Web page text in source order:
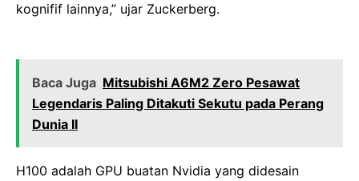
kognifif lainnya,” ujar Zuckerberg.
Baca Juga Mitsubishi A6M2 Zero Pesawat
Legendaris Paling Ditakuti Sekutu pada Perang
Dunia II
H100 adalah GPU buatan Nvidia yang didesain